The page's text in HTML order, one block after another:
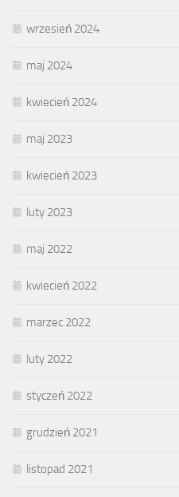
wrzesień 2024
maj 2024
kwiecień 2024
maj 2023
kwiecień 2023
luty 2023
maj 2022
kwiecień 2022
marzec 2022
luty 2022
styczeń 2022
grudzień 2021
listopad 2021